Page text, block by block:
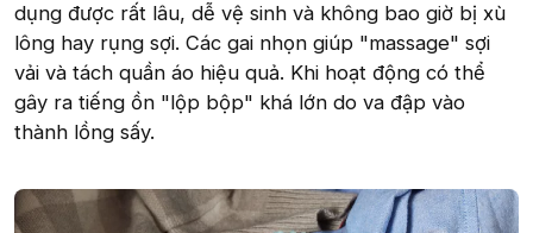
dụng được rất lâu, dễ vệ sinh và không bao giờ bị xù
lông hay rụng sợi. Các gai nhọn giúp "massage" sợi
vải và tách quần áo hiệu quả. Khi hoạt động có thể
gây ra tiếng ồn "lộp bộp" khá lớn do va đập vào
thành lồng sấy.